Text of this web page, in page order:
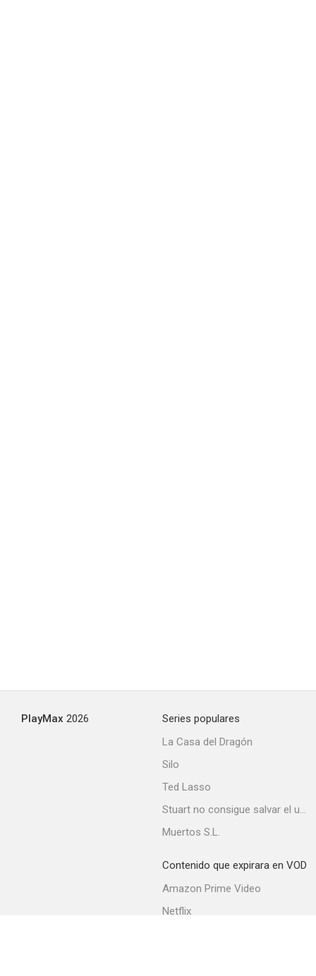
PlayMax 2026
Series populares
La Casa del Dragón
Silo
Ted Lasso
Stuart no consigue salvar el universo
Muertos S.L.
Contenido que expirara en VOD
Amazon Prime Video
Netflix